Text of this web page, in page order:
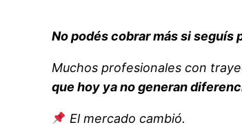
No podés cobrar más si seguís
Muchos profesionales con
que hoy ya no generan
El mercado cambió.